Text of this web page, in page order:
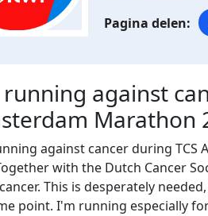
against
Marathon
against cancer during TCS
with the Dutch Cancer
This is desperately
point. I'm running especially